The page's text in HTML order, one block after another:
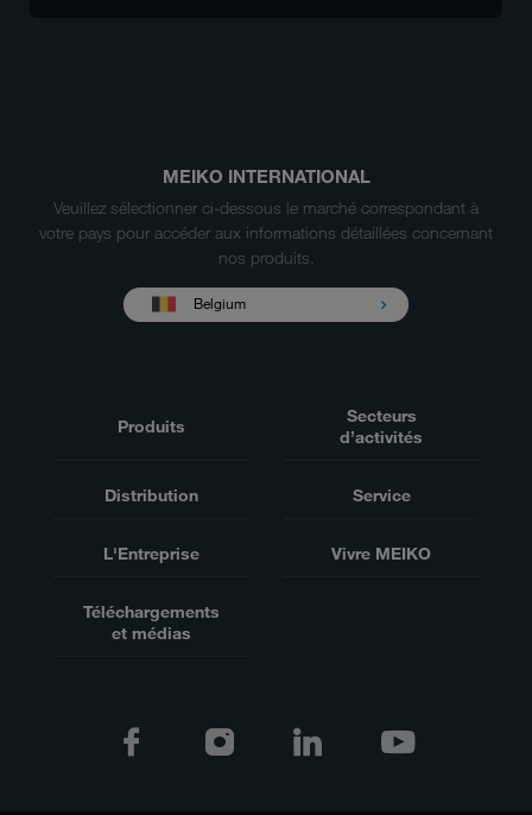
MEIKO INTERNATIONAL
Veuillez sélectionner ci-dessous le marché correspondant à
votre pays pour accéder aux informations détaillées concernant
nos produits.
Belgium
Produits
Secteurs
d’activités
Distribution Service
L'Entreprise Vivre MEIKO
Téléchargements
et médias